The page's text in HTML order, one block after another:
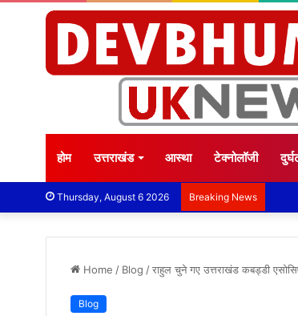
होम उत्तराखंड आस्था टेक्नोलॉजी
Thursday, August 6 2026 Breaking News
Home / Blog /राहुल चुने गए उत्तराखंड कबड्डी
Blog